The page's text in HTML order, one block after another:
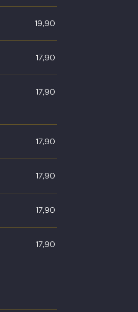
19,90
17,90
17,90
17,90
17,90
17,90
17,90